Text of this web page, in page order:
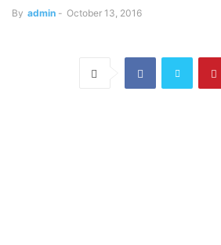
By admin - October 13, 2016